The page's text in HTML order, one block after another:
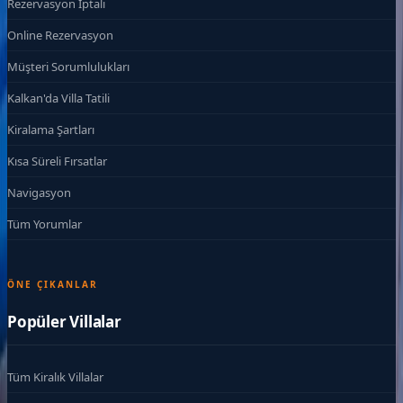
Rezervasyon İptali
Online Rezervasyon
Müşteri Sorumlulukları
Kalkan'da Villa Tatili
Kiralama Şartları
Kısa Süreli Fırsatlar
Navigasyon
Tüm Yorumlar
ÖNE ÇIKANLAR
Popüler Villalar
Tüm Kiralık Villalar